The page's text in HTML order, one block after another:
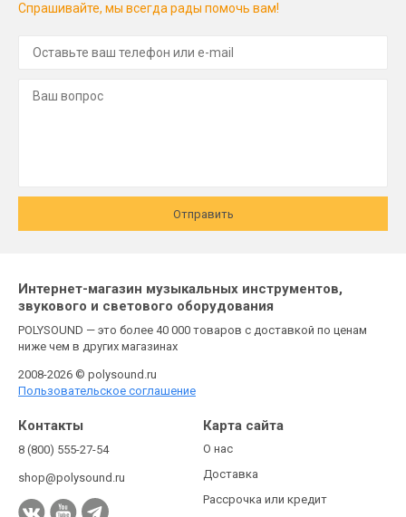
Спрашивайте, мы всегда рады помочь вам!
Отправить
Интернет-магазин музыкальных инструментов,
звукового и светового оборудования
POLYSOUND — это более 40 000 товаров с доставкой по ценам
ниже чем в других магазинах
2008-2026 © polysound.ru
Пользовательское соглашение
Контакты
8 (800) 555-27-54
shop@polysound.ru
Карта сайта
О нас
Доставка
Рассрочка или кредит